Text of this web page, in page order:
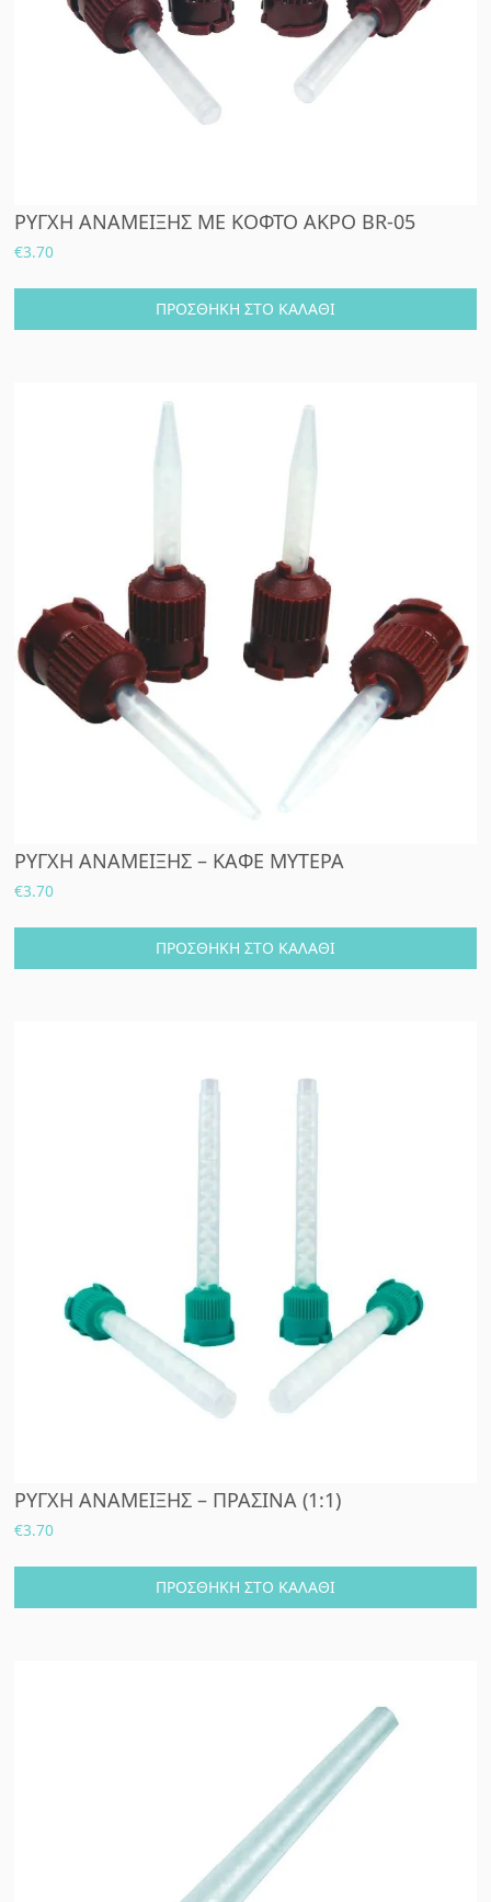
ΡΥΓΧΗ ΑΝΑΜΕΙΞΗΣ ΜΕ ΚΟΦΤΟ ΑΚΡΟ BR-05
€3.70
ΠΡΟΣΘΉΚΗ ΣΤΟ ΚΑΛΆΘΙ
ΡΥΓΧΗ ΑΝΑΜΕΙΞΗΣ – ΚΑΦΕ ΜΥΤΕΡΑ
€3.70
ΠΡΟΣΘΉΚΗ ΣΤΟ ΚΑΛΆΘΙ
ΡΥΓΧΗ ΑΝΑΜΕΙΞΗΣ – ΠΡΑΣΙΝΑ (1:1)
€3.70
ΠΡΟΣΘΉΚΗ ΣΤΟ ΚΑΛΆΘΙ